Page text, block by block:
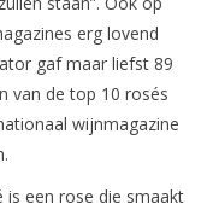
erg lovend
gaf maar liefst 89
van de top 10 rosés
wijnmagazine
is een rose die smaakt